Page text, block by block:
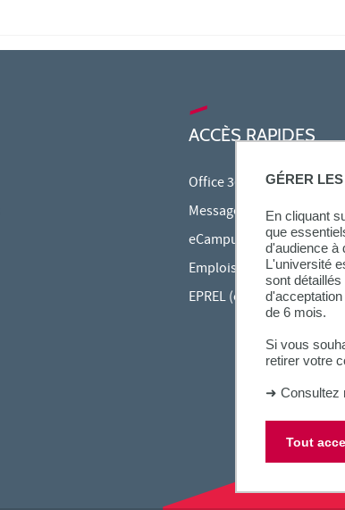
GÉRER
En cliquant
que
d'audience à
L'université
sont
de 6 mois.
Si vous
retirer votre
➜ Consultez
Tout
ACCÈS RAPIDES
Office 365
Messagerie étudiante
eCampus
Emplois du temps en
EPREL (cours en ligne)